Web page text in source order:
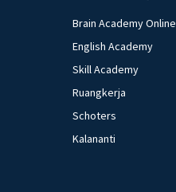
Brain Academy Online
English Academy
Skill Academy
Ruangkerja
Schoters
Kalananti